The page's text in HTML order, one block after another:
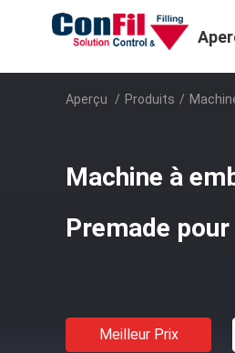
Aperçu / Produits /
Machine à
Premade
Meilleur Prix